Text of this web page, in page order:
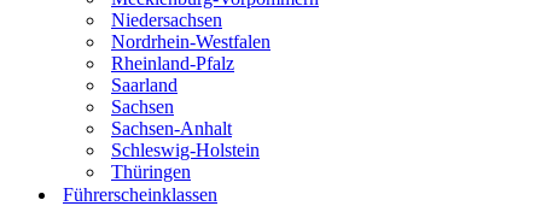
Niedersachsen
Nordrhein-Westfalen
Rheinland-Pfalz
Saarland
Sachsen
Sachsen-Anhalt
Schleswig-Holstein
Thüringen
Führerscheinklassen